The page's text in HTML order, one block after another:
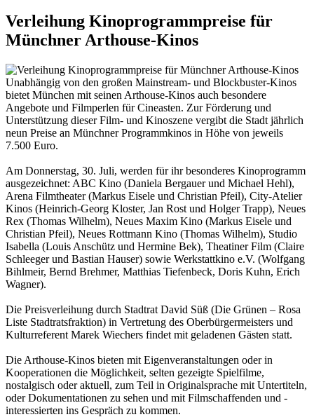
Verleihung Kinoprogrammpreise für
Münchner Arthouse-Kinos
Unabhängig von den großen Mainstream- und Blockbuster-Kinos
bietet München mit seinen Arthouse-Kinos auch besondere
Angebote und Filmperlen für Cineasten. Zur Förderung und
Unterstützung dieser Film- und Kinoszene vergibt die Stadt jährlich
neun Preise an Münchner Programmkinos in Höhe von jeweils
7.500 Euro.
Am Donnerstag, 30. Juli, werden für ihr besonderes Kinoprogramm
ausgezeichnet: ABC Kino (Daniela Bergauer und Michael Hehl),
Arena Filmtheater (Markus Eisele und Christian Pfeil), City-Atelier
Kinos (Heinrich-Georg Kloster, Jan Rost und Holger Trapp), Neues
Rex (Thomas Wilhelm), Neues Maxim Kino (Markus Eisele und
Christian Pfeil), Neues Rottmann Kino (Thomas Wilhelm), Studio
Isabella (Louis Anschütz und Hermine Bek), Theatiner Film (Claire
Schleeger und Bastian Hauser) sowie Werkstattkino e.V. (Wolfgang
Bihlmeir, Bernd Brehmer, Matthias Tiefenbeck, Doris Kuhn, Erich
Wagner).
Die Preisverleihung durch Stadtrat David Süß (Die Grünen – Rosa
Liste Stadtratsfraktion) in Vertretung des Oberbürgermeisters und
Kulturreferent Marek Wiechers findet mit geladenen Gästen statt.
Die Arthouse-Kinos bieten mit Eigenveranstaltungen oder in
Kooperationen die Möglichkeit, selten gezeigte Spielfilme,
nostalgisch oder aktuell, zum Teil in Originalsprache mit Untertiteln,
oder Dokumentationen zu sehen und mit Filmschaffenden und -
interessierten ins Gespräch zu kommen.